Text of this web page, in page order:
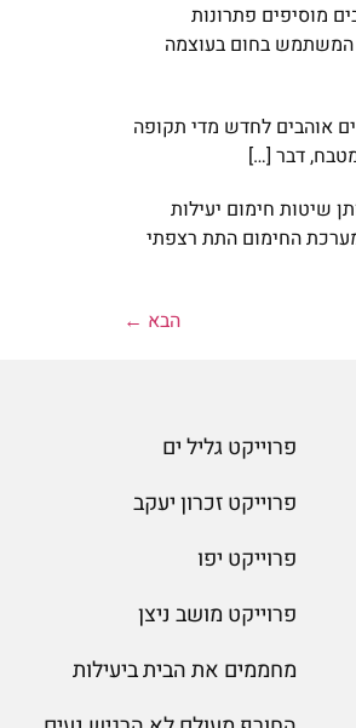
מוסיפים פתרונות
המשתמש בחום בעוצמה
אוהבים לחדש מדי תקופה
דבר […]
שיטות חימום יעילות
החימום התת רצפתי
הבא ←
פרוייקט גליל ים
פרוייקט זכרון יעקב
פרוייקט יפו
פרוייקט מושב ניצן
מחממים את הבית ביעילות